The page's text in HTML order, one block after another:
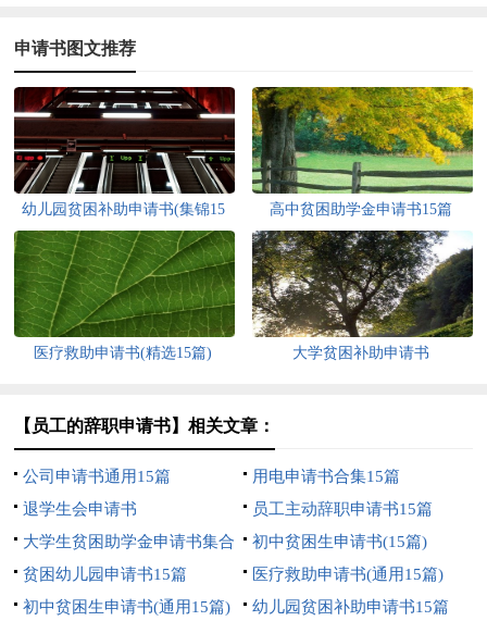
申请书图文推荐
幼儿园贫困补助申请书(集锦15
篇)
高中贫困助学金申请书15篇
医疗救助申请书(精选15篇) 大学贫困补助申请书
【员工的辞职申请书】相关文章：
公司申请书通用15篇
用电申请书合集15篇
退学生会申请书
员工主动辞职申请书15篇
大学生贫困助学金申请书集合
15篇
初中贫困生申请书(15篇)
贫困幼儿园申请书15篇
医疗救助申请书(通用15篇)
初中贫困生申请书(通用15篇)
幼儿园贫困补助申请书15篇